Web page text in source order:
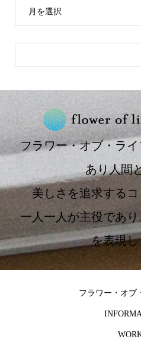
月を選択
フラワー・オブ・ラ
あり人間
美しさを追求する
一人一人が主役であ
を表現し
フラワー・オブ